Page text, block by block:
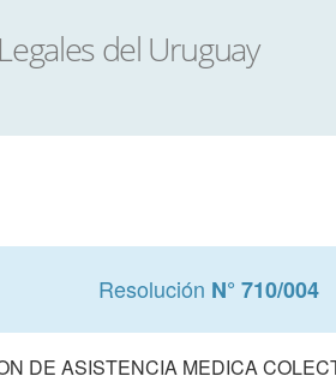
Resolución N° 710/004
DE ASISTENCIA MEDICA